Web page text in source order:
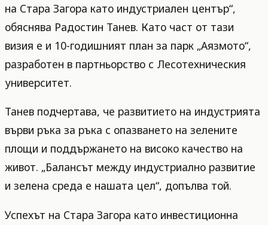
на Стара Загора като индустриален център“,
обяснява Радостин Танев. Като част от тази
визия е и 10-годишният план за парк „Аязмото“,
разработен в партньорство с Лесотехническия
университет.
Танев подчертава, че развитието на индустрията
върви ръка за ръка с опазването на зелените
площи и поддържането на високо качество на
живот. „Балансът между индустриално развитие
и зелена среда е нашата цел“, допълва той.
Успехът на Стара Загора като инвестиционна